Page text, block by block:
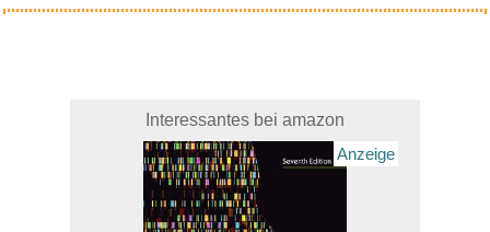
Interessantes bei amazon
Anzeige